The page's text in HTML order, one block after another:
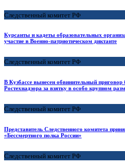
Следственный комитет РФ
Курсанты и кадеты образовательных
участие в Военно-патриотическом диктанте
Следственный комитет РФ
В Кузбассе вынесен обвинительный
Ростехнадзора за взятку в особо крупном
Следственный комитет РФ
Представитель Следственного комитета
«Бессмертного полка России»
Следственный комитет РФ